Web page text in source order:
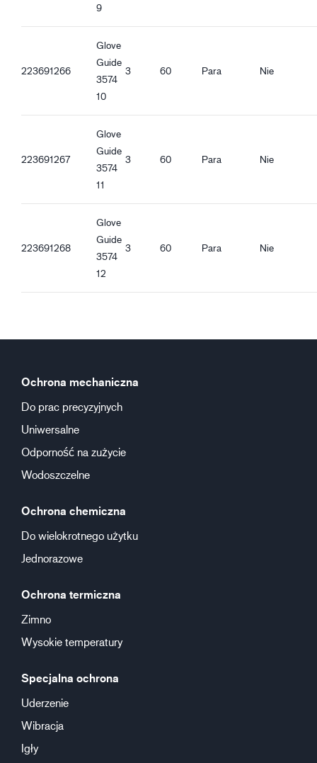
Oddychające
Mankiet zabezpieczający
Taśma na staw skokowy
Dobra chwytliwość w stanie suchym
9
223691266
Glove
Guide
3574
10
3 60 Para Nie
223691267
Glove
Guide
3574
11
3 60 Para Nie
223691268
Glove
Guide
3574
12
3 60 Para Nie
Ochrona mechaniczna
Do prac precyzyjnych
Uniwersalne
Odporność na zużycie
Wodoszczelne
Ochrona chemiczna
Do wielokrotnego użytku
Jednorazowe
Ochrona termiczna
Zimno
Wysokie temperatury
Specjalna ochrona
Uderzenie
Wibracja
Igły